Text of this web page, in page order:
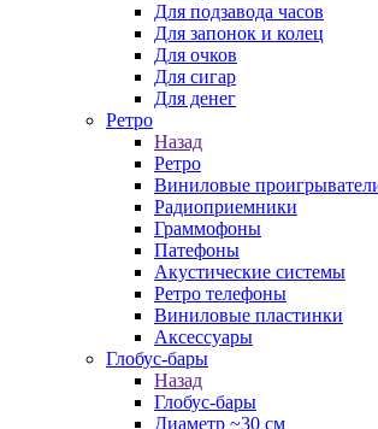
Для подзавода часов
Для запонок и колец
Для очков
Для сигар
Для денег
Ретро
Назад
Ретро
Виниловые
Радиоприемники
Граммофоны
Патефоны
Акустические системы
Ретро телефоны
Виниловые пластинки
Аксессуары
Глобус-бары
Назад
Глобус-бары
Диаметр ~30 см